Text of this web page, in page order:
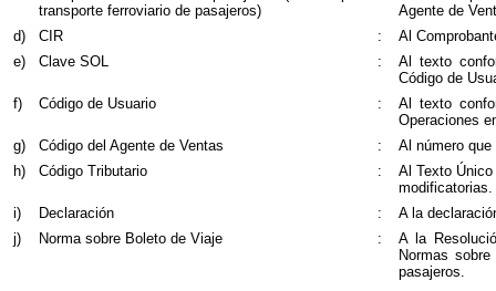
transporte ferroviario de pasajeros)
Agente de
d)
CIR :
Al
e)
Clave SOL :
Al texto
Código de
f)
Código de Usuario :
Al texto
Operaciones
g)
Código del Agente de Ventas :
Al número
h)
Código Tributario :
Al Texto Único
modificatorias.
i)
Declaración :
A la
j)
Norma sobre Boleto de Viaje :
A la
Normas
pasajeros.